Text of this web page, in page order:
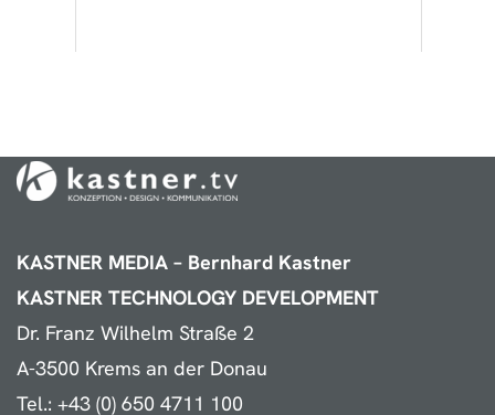
KASTNER MEDIA – Bernhard Kastner
KASTNER TECHNOLOGY DEVELOPMENT
Dr. Franz Wilhelm Straße 2
A-3500 Krems an der Donau
Tel.: +43 (0) 650 4711 100